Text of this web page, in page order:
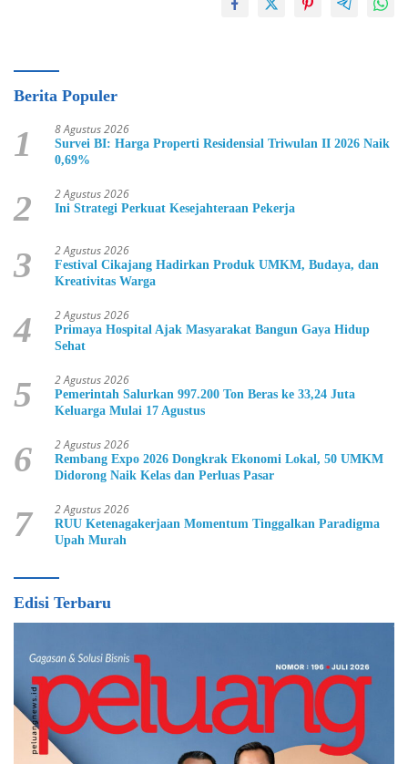
Berita Populer
1 8 Agustus 2026
Survei BI: Harga Properti Residensial Triwulan II 2026 Naik
0,69%
2 2 Agustus 2026
Ini Strategi Perkuat Kesejahteraan Pekerja
3 2 Agustus 2026
Festival Cikajang Hadirkan Produk UMKM, Budaya, dan
Kreativitas Warga
4 2 Agustus 2026
Primaya Hospital Ajak Masyarakat Bangun Gaya Hidup
Sehat
5 2 Agustus 2026
Pemerintah Salurkan 997.200 Ton Beras ke 33,24 Juta
Keluarga Mulai 17 Agustus
6 2 Agustus 2026
Rembang Expo 2026 Dongkrak Ekonomi Lokal, 50 UMKM
Didorong Naik Kelas dan Perluas Pasar
7 2 Agustus 2026
RUU Ketenagakerjaan Momentum Tinggalkan Paradigma
Upah Murah
Edisi Terbaru